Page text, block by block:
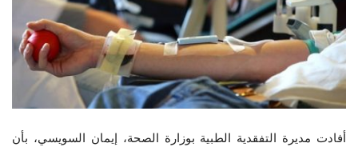
أفادت مديرة التفقدية الطبية بوزارة الصحة، إيمان السويسي، بأن